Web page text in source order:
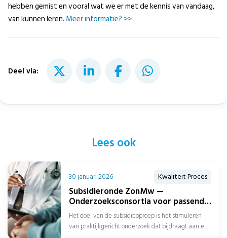
hebben gemist en vooral wat we er met de kennis van vandaag,
van kunnen leren. Meer informatie? >>
Deel via:
Lees ook
30 januari 2026 Kwaliteit Proces
Subsidieronde ZonMw —
Onderzoeksconsortia voor passend
zorgaanbod over de gehele
zorgketen
Het doel van de subsidieoproep is het stimuleren
van praktijkgericht onderzoek dat bijdraagt aan een